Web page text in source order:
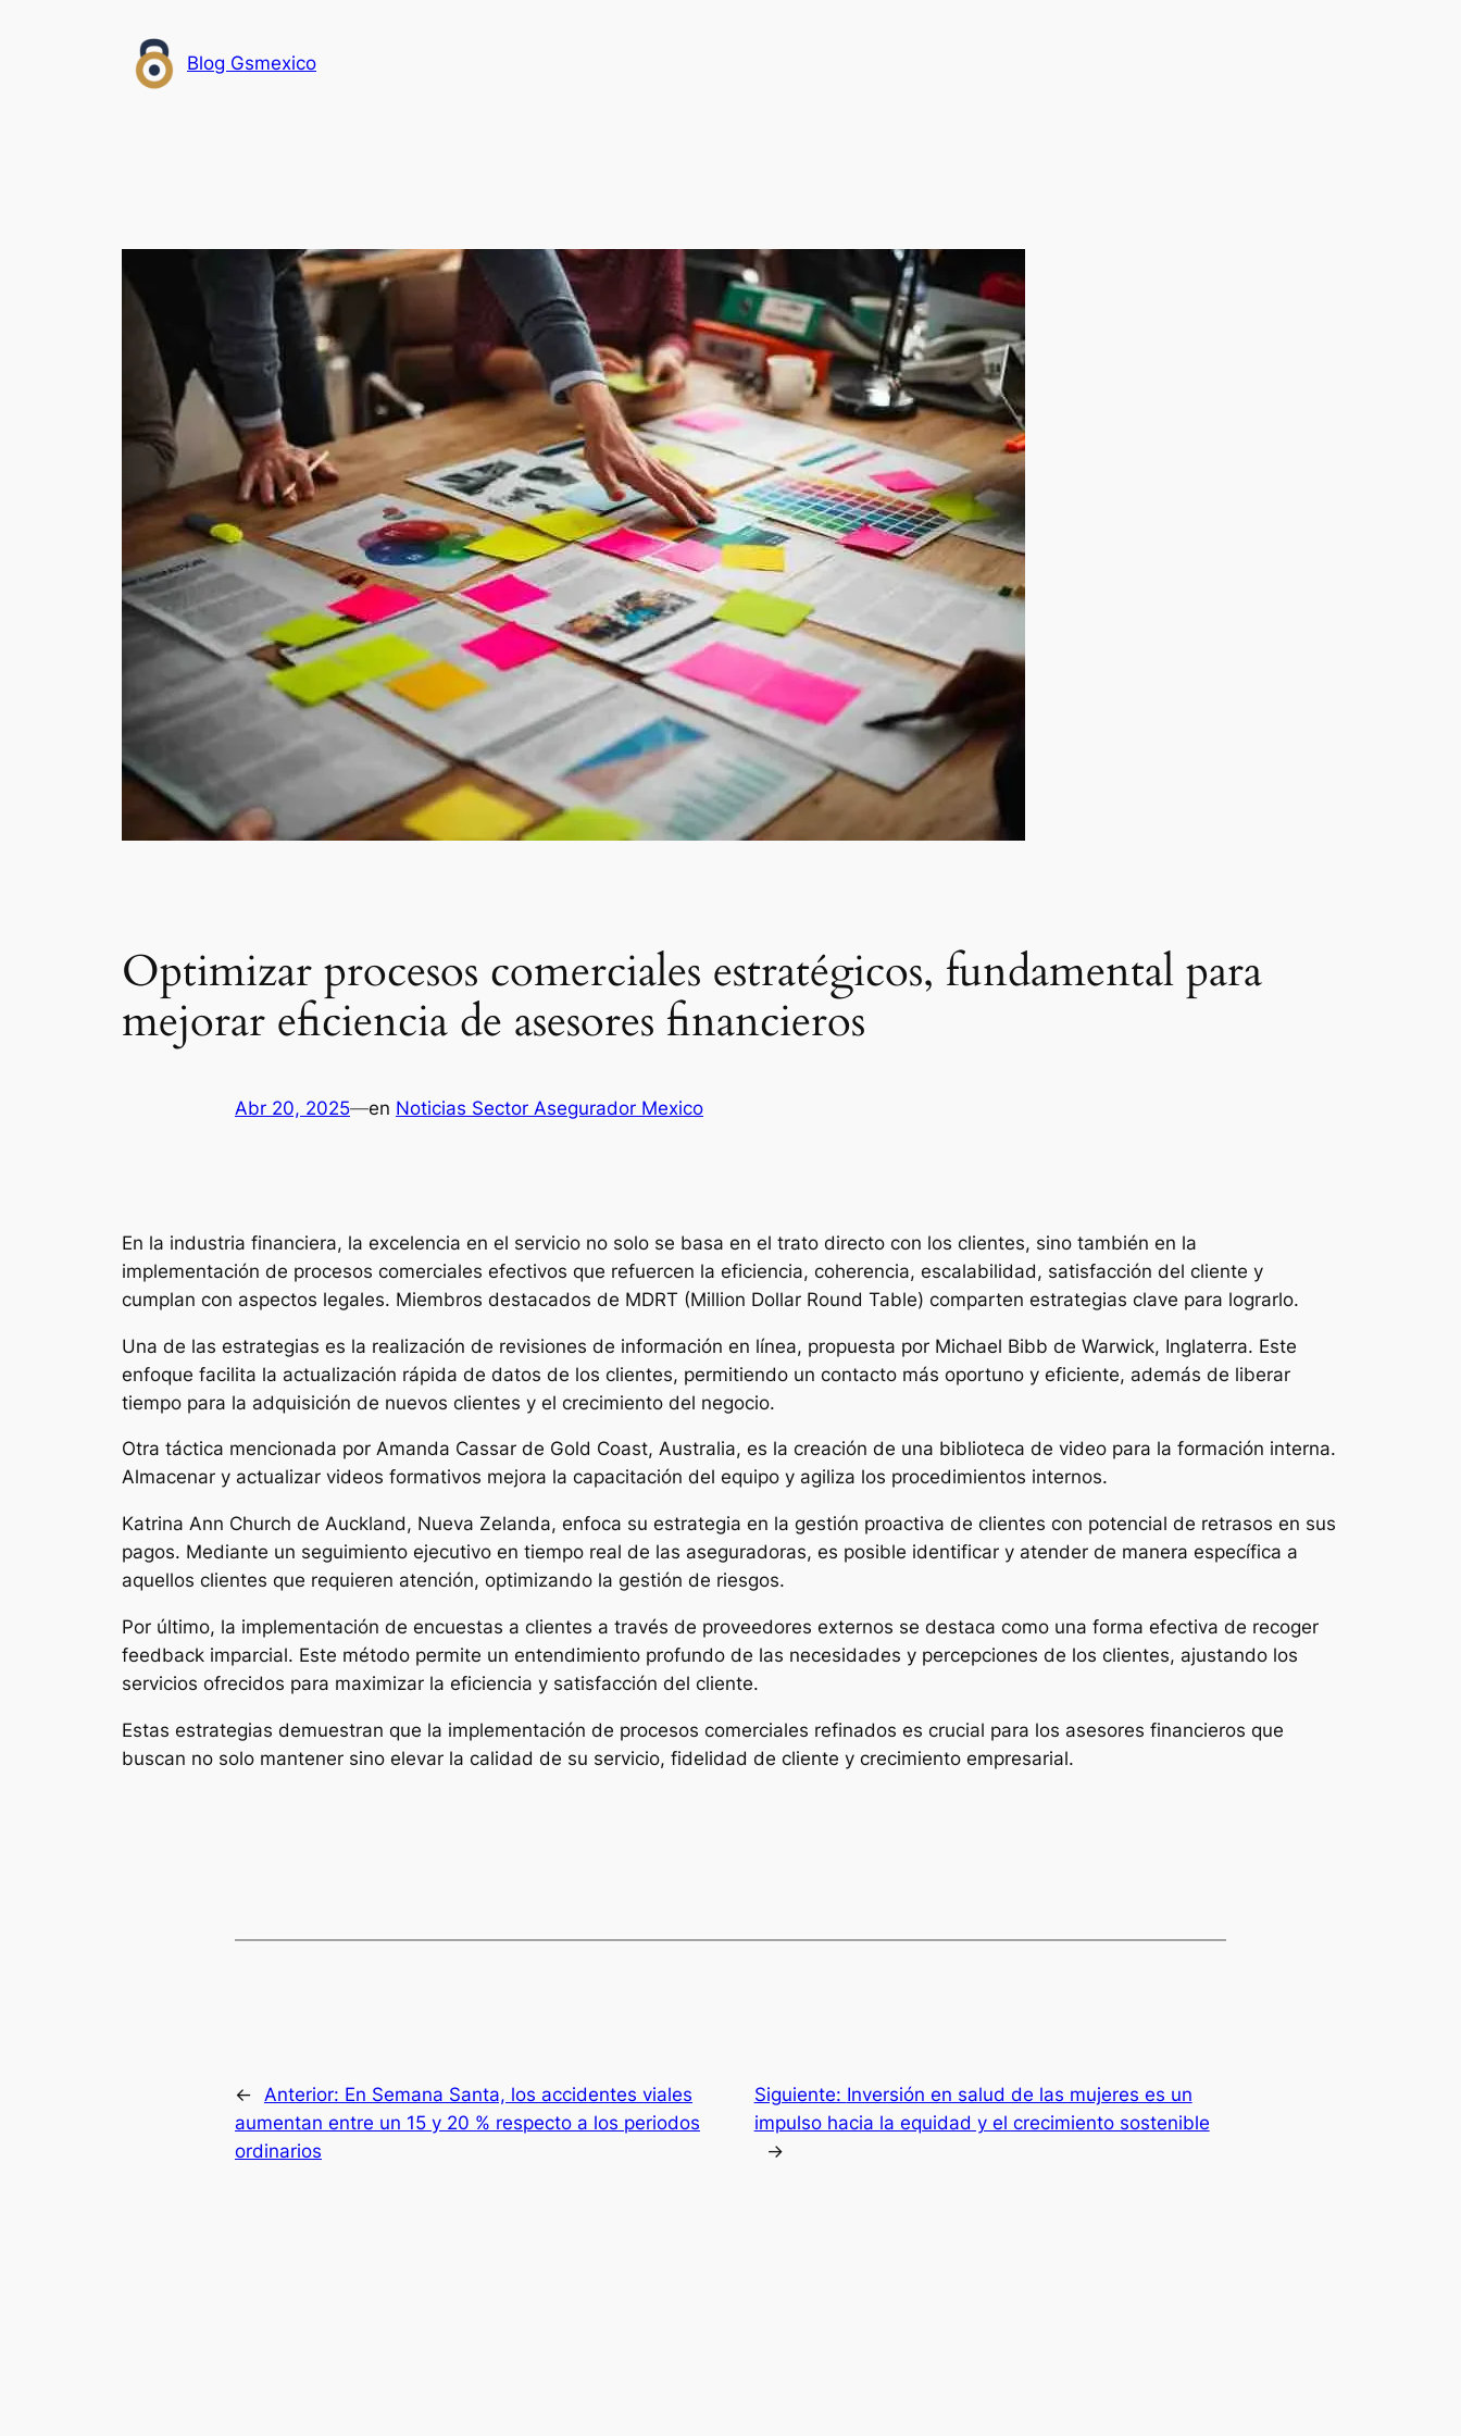
Blog Gsmexico
Optimizar procesos comerciales estratégicos, fundamental para
mejorar eficiencia de asesores financieros
Abr 20, 2025—en Noticias Sector Asegurador Mexico
En la industria financiera, la excelencia en el servicio no solo se basa en el trato directo con los clientes, sino también en la
implementación de procesos comerciales efectivos que refuercen la eficiencia, coherencia, escalabilidad, satisfacción del cliente y
cumplan con aspectos legales. Miembros destacados de MDRT (Million Dollar Round Table) comparten estrategias clave para lograrlo.
Una de las estrategias es la realización de revisiones de información en línea, propuesta por Michael Bibb de Warwick, Inglaterra. Este
enfoque facilita la actualización rápida de datos de los clientes, permitiendo un contacto más oportuno y eficiente, además de liberar
tiempo para la adquisición de nuevos clientes y el crecimiento del negocio.
Otra táctica mencionada por Amanda Cassar de Gold Coast, Australia, es la creación de una biblioteca de video para la formación interna.
Almacenar y actualizar videos formativos mejora la capacitación del equipo y agiliza los procedimientos internos.
Katrina Ann Church de Auckland, Nueva Zelanda, enfoca su estrategia en la gestión proactiva de clientes con potencial de retrasos en sus
pagos. Mediante un seguimiento ejecutivo en tiempo real de las aseguradoras, es posible identificar y atender de manera específica a
aquellos clientes que requieren atención, optimizando la gestión de riesgos.
Por último, la implementación de encuestas a clientes a través de proveedores externos se destaca como una forma efectiva de recoger
feedback imparcial. Este método permite un entendimiento profundo de las necesidades y percepciones de los clientes, ajustando los
servicios ofrecidos para maximizar la eficiencia y satisfacción del cliente.
Estas estrategias demuestran que la implementación de procesos comerciales refinados es crucial para los asesores financieros que
buscan no solo mantener sino elevar la calidad de su servicio, fidelidad de cliente y crecimiento empresarial.
← Anterior: En Semana Santa, los accidentes viales
aumentan entre un 15 y 20 % respecto a los periodos
ordinarios
Siguiente: Inversión en salud de las mujeres es un
impulso hacia la equidad y el crecimiento sostenible
→